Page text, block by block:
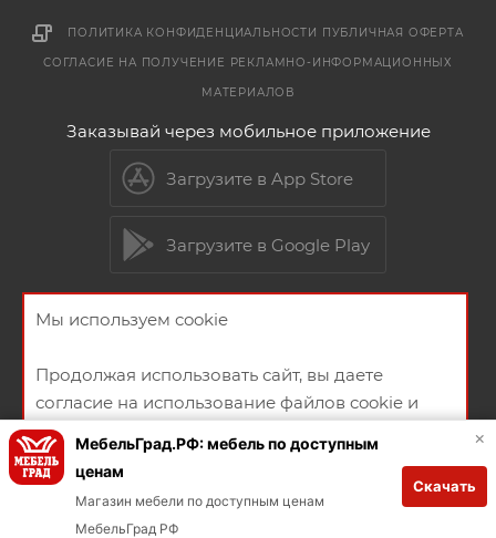
ПОЛИТИКА КОНФИДЕНЦИАЛЬНОСТИ ПУБЛИЧНАЯ ОФЕРТА
СОГЛАСИЕ НА ПОЛУЧЕНИЕ РЕКЛАМНО-ИНФОРМАЦИОННЫХ
МАТЕРИАЛОВ
Заказывай через мобильное приложение
Загрузите в App Store
Загрузите в Google Play
Мы используем cookie
Продолжая использовать сайт, вы даете
согласие на использование файлов cookie и
политикой конфиденциальности
ХОРОШО
×
МебельГрад.РФ: мебель по доступным
ценам
Магазин мебели по доступным ценам
МебельГрад РФ
Скачать